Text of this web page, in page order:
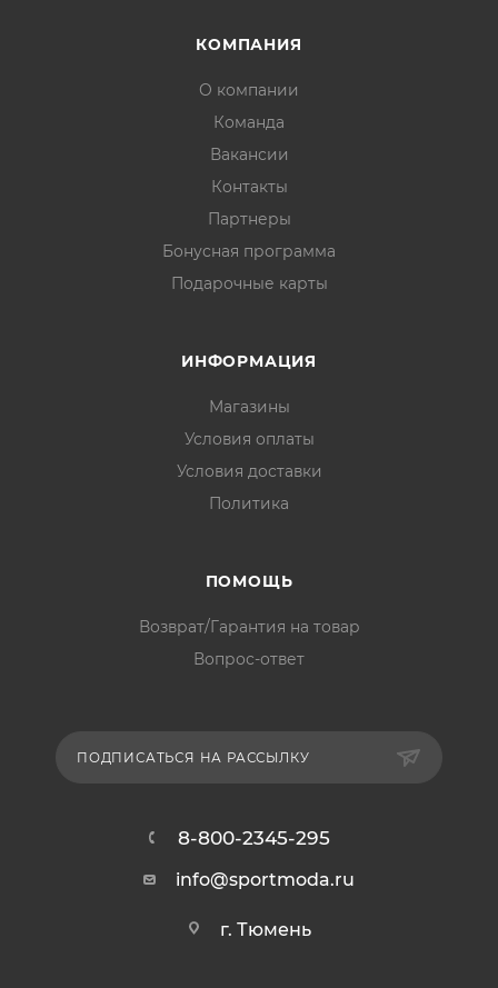
КОМПАНИЯ
О компании
Команда
Вакансии
Контакты
Партнеры
Бонусная программа
Подарочные карты
ИНФОРМАЦИЯ
Магазины
Условия оплаты
Условия доставки
Политика
ПОМОЩЬ
Возврат/Гарантия на товар
Вопрос-ответ
ПОДПИСАТЬСЯ НА РАССЫЛКУ
8-800-2345-295
info@sportmoda.ru
г. Тюмень